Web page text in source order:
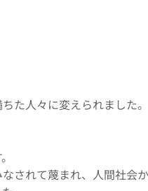
た人々に変えられました
されて蔑まれ、人間社会